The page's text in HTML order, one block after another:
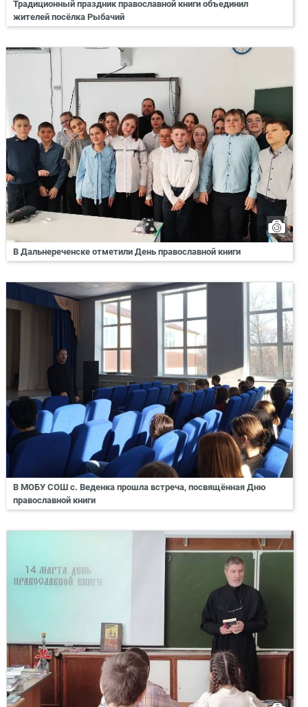
Традиционный праздник православной книги объединил
жителей посёлка Рыбачий
В Дальнереченске отметили День православной книги
В МОБУ СОШ с. Веденка прошла встреча, посвящённая Дню
православной книги